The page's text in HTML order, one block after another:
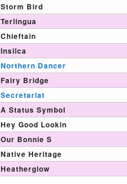
Storm Bird
Terlingua
Chieftain
Insilca
Northern Dancer
Fairy Bridge
Secretariat
A Status Symbol
Hey Good Lookin
Our Bonnie S
Native Heritage
Heatherglow